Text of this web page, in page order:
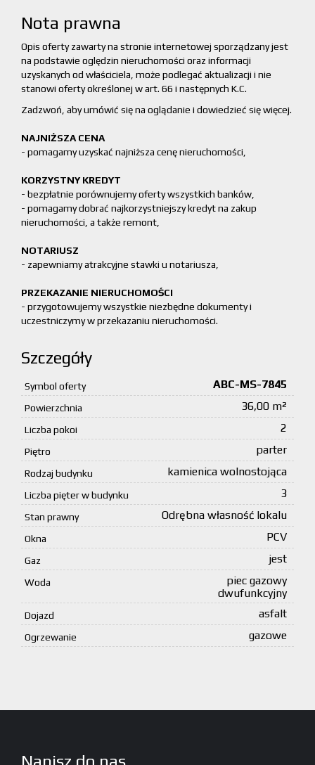
Nota prawna
Opis oferty zawarty na stronie internetowej sporządzany jest
na podstawie oględzin nieruchomości oraz informacji
uzyskanych od właściciela, może podlegać aktualizacji i nie
stanowi oferty określonej w art. 66 i następnych K.C.
Zadzwoń, aby umówić się na oglądanie i dowiedzieć się więcej.
NAJNIŻSZA CENA
- pomagamy uzyskać najniższa cenę nieruchomości,
KORZYSTNY KREDYT
- bezpłatnie porównujemy oferty wszystkich banków,
- pomagamy dobrać najkorzystniejszy kredyt na zakup
nieruchomości, a także remont,
NOTARIUSZ
- zapewniamy atrakcyjne stawki u notariusza,
PRZEKAZANIE NIERUCHOMOŚCI
- przygotowujemy wszystkie niezbędne dokumenty i
uczestniczymy w przekazaniu nieruchomości.
Szczegóły
Symbol oferty ABC-MS-7845
Powierzchnia 36,00 m²
Liczba pokoi 2
Piętro parter
Rodzaj budynku kamienica wolnostojąca
Liczba pięter w budynku 3
Stan prawny Odrębna własność lokalu
Okna PCV
Gaz jest
Woda
piec gazowy
dwufunkcyjny
Dojazd asfalt
Ogrzewanie gazowe